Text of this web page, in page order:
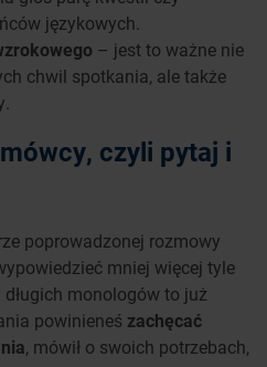
językowych.
– jest to ważne nie
chwil spotkania, ale także
czyli pytaj i
poprowadzonej rozmowy
mniej więcej tyle
długich monologów to już
powinieneś zachęcać
, mówił o swoich potrzebach,